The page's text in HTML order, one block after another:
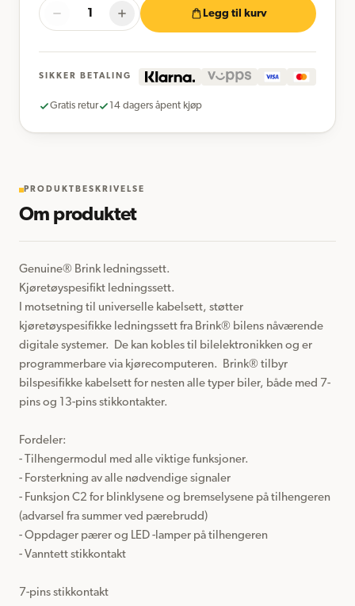
Legg til kurv
SIKKER BETALING
Gratis retur 14 dagers åpent kjøp
PRODUKTBESKRIVELSE
Om produktet
Genuine® Brink ledningssett.
Kjøretøyspesifikt ledningssett.
I motsetning til universelle kabelsett, støtter
kjøretøyspesifikke ledningssett fra Brink® bilens nåværende
digitale systemer.  De kan kobles til bilelektronikken og er
programmerbare via kjørecomputeren.  Brink® tilbyr
bilspesifikke kabelsett for nesten alle typer biler, både med 7-
pins og 13-pins stikkontakter.
Fordeler:
- Tilhengermodul med alle viktige funksjoner.
- Forsterkning av alle nødvendige signaler
- Funksjon C2 for blinklysene og bremselysene på tilhengeren
(advarsel fra summer ved pærebrudd)
- Oppdager pærer og LED -lamper på tilhengeren
- Vanntett stikkontakt
7-pins stikkontakt